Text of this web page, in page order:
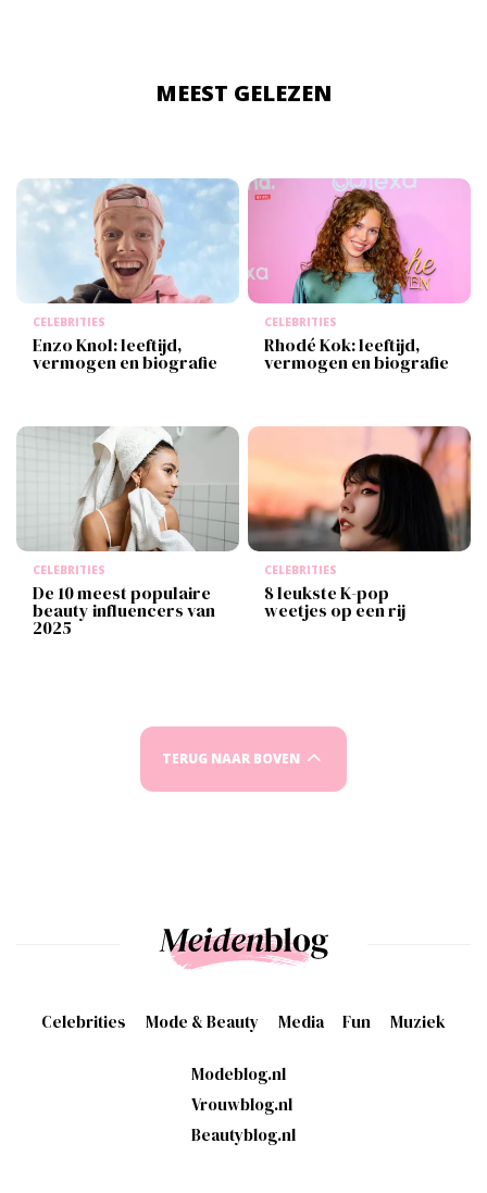
MEEST GELEZEN
CELEBRITIES
Enzo Knol: leeftijd,
vermogen en biografie
CELEBRITIES
Rhodé Kok: leeftijd,
vermogen en biografie
CELEBRITIES
De 10 meest populaire
beauty influencers van
2025
CELEBRITIES
8 leukste K-pop
weetjes op een rij
TERUG NAAR BOVEN
Celebrities Mode & Beauty Media Fun Muziek
Modeblog.nl
Vrouwblog.nl
Beautyblog.nl